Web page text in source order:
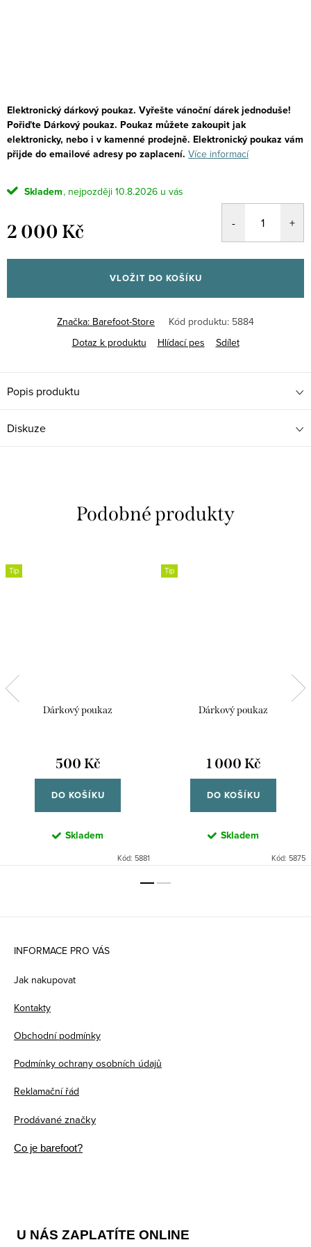
Elektronický dárkový poukaz. Vyřešte vánoční dárek jednoduše!
Pořiďte Dárkový poukaz. Poukaz můžete zakoupit jak
elektronicky, nebo i v kamenné prodejně. Elektronický poukaz vám
přijde do emailové adresy po zaplacení. Více informací
Skladem 10.8.2026
2 000 Kč
cena:
VLOŽIT DO KOŠÍKU
Značka: Barefoot-Store Kód produktu: 5884
Dotaz k produktu
Hlídací pes Sdílet
Popis produktu
Diskuze
Tip
Dárkový poukaz
500 Kč
DO KOŠÍKU
Skladem
Kód: 5881
Tip
Dárkový poukaz
1 000 Kč
DO KOŠÍKU
Skladem
Kód: 5875
INFORMACE PRO VÁS
Jak nakupovat
Kontakty
Obchodní podmínky
Podmínky ochrany osobních údajů
Reklamační řád
Prodávané značky
Co je barefoot?
U NÁS ZAPLATÍTE ONLINE